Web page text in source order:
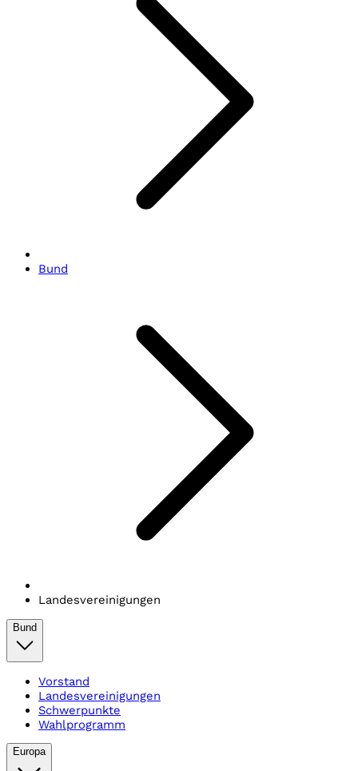
Bund
Landesvereinigungen
Bund
Vorstand
Landesvereinigungen
Schwerpunkte
Wahlprogramm
Europa